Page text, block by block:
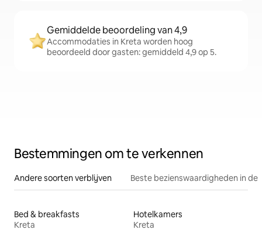
Gemiddelde beoordeling van 4,9
Accommodaties in Kreta worden hoog
beoordeeld door gasten: gemiddeld 4,9 op 5.
Bestemmingen om te verkennen
Andere soorten verblijven Beste bezienswaardigheden in de
Bed & breakfasts
Kreta
Hotelkamers
Kreta